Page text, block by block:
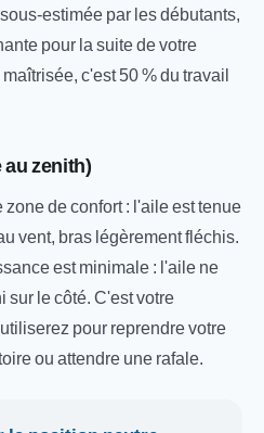
estimée par les débutants,
pour la suite de votre
c'est 50 % du travail
au zenith)
de confort : l'aile est tenue
vent, bras légèrement fléchis.
est minimale : l'aile ne
sur le côté. C'est votre
pour reprendre votre
ou attendre une rafale.